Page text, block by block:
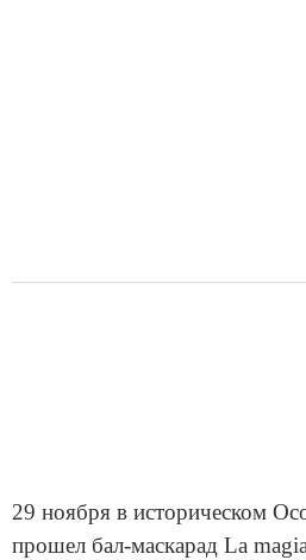
29 ноября в историческом
прошел бал-маскарад La